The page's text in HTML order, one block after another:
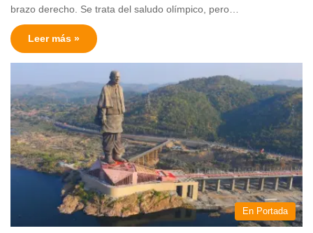
brazo derecho. Se trata del saludo olímpico, pero…
Leer más »
En Portada